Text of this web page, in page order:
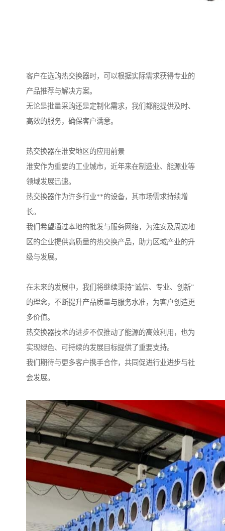
客户在选购热交换器时，可以根据实际需求获得专业的
产品推荐与解决方案。
无论是批量采购还是定制化需求，我们都能提供及时、
高效的服务，确保客户满意。
热交换器在淮安地区的应用前景
淮安作为重要的工业城市，近年来在制造业、能源业等
领域发展迅速。
热交换器作为许多行业**的设备，其市场需求持续增
长。
我们希望通过本地的批发与服务网络，为淮安及周边地
区的企业提供高质量的热交换产品，助力区域产业的升
级与发展。
在未来的发展中，我们将继续秉持“诚信、专业、创新”
的理念，不断提升产品质量与服务水准，为客户创造更
多价值。
热交换器技术的进步不仅推动了能源的高效利用，也为
实现绿色、可持续的发展目标提供了重要支持。
我们期待与更多客户携手合作，共同促进行业进步与社
会发展。